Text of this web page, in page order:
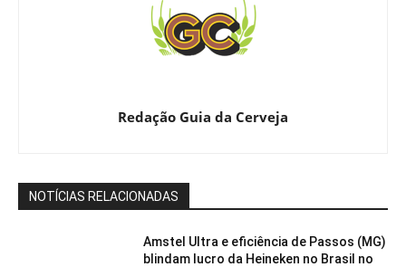
Redação Guia da Cerveja
NOTÍCIAS RELACIONADAS
Amstel Ultra e eficiência de Passos (MG)
blindam lucro da Heineken no Brasil no